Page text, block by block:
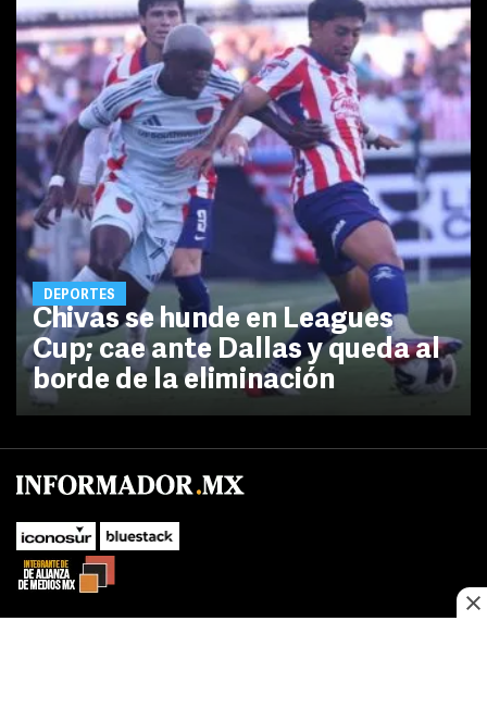
DEPORTES
Chivas se hunde en Leagues
Cup; cae ante Dallas y queda al
borde de la eliminación